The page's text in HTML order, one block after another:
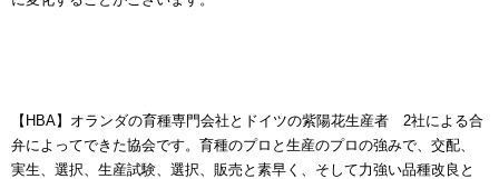
【HBA】オランダの育種専門会社とドイツの紫陽花生産者 2社による合
弁によってできた協会です。育種のプロと生産のプロの強みで、交配、
実生、選択、生産試験、選択、販売と素早く、そして力強い品種改良と